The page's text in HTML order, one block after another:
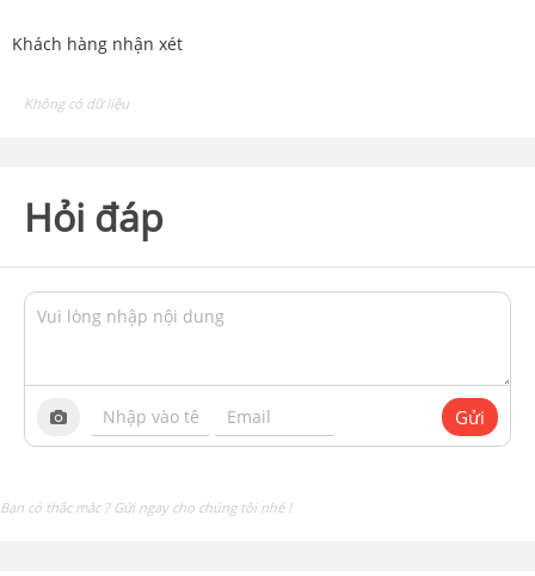
Khách hàng nhận xét
Không có dữ liệu
Hỏi đáp
Gửi
Bạn có thắc mắc ? Gửi ngay cho chúng tôi nhé !